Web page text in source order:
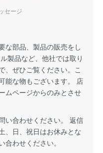
セージ
な部品、製品の販売をし
製品など、他社では取り
、ぜひご覧ください。こ
能な物もございます。 店
ムページからのみとさせ
い合わせください。 返信
、日、祝日はお休みとな
わせください。